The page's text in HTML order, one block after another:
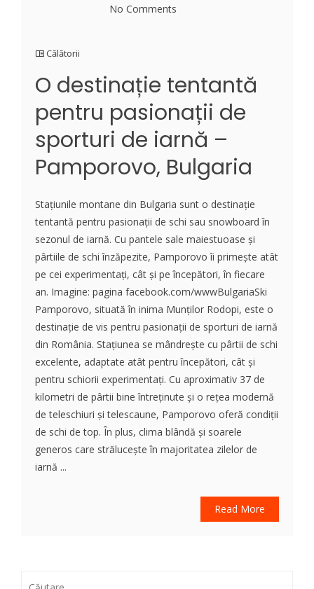
No Comments
Călătorii
O destinație tentantă
pentru pasionații de
sporturi de iarnă –
Pamporovo, Bulgaria
Stațiunile montane din Bulgaria sunt o destinație
tentantă pentru pasionații de schi sau snowboard în
sezonul de iarnă. Cu pantele sale maiestuoase și
pârtiile de schi înzăpezite, Pamporovo îi primește atât
pe cei experimentați, cât și pe începători, în fiecare
an. Imagine: pagina facebook.com/wwwBulgariaSki
Pamporovo, situată în inima Munților Rodopi, este o
destinație de vis pentru pasionații de sporturi de iarnă
din România. Stațiunea se mândrește cu pârtii de schi
excelente, adaptate atât pentru începători, cât și
pentru schiorii experimentați. Cu aproximativ 37 de
kilometri de pârtii bine întreținute și o rețea modernă
de teleschiuri și telescaune, Pamporovo oferă condiții
de schi de top. În plus, clima blândă și soarele
generos care strălucește în majoritatea zilelor de
iarnă ...
Read More